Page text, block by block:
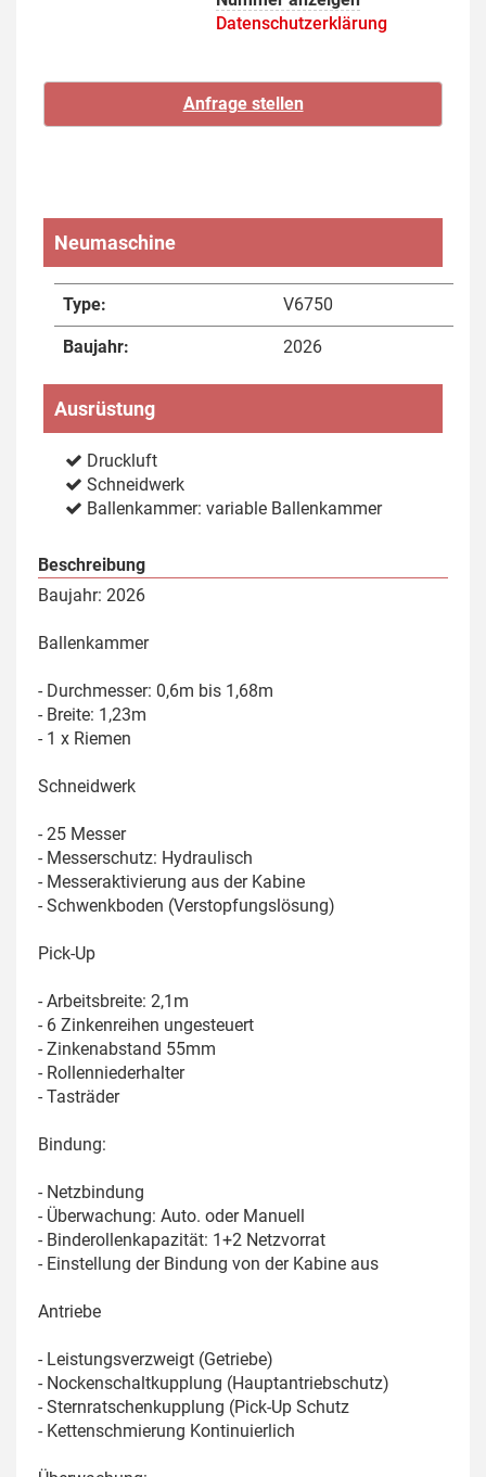
Datenschutzerklärung
Neumaschine
Type: V6750
Baujahr: 2026
Ausrüstung
Druckluft
Schneidwerk
Ballenkammer: variable Ballenkammer
Beschreibung
Baujahr: 2026
Ballenkammer
- Durchmesser: 0,6m bis 1,68m
- Breite: 1,23m
- 1 x Riemen
Schneidwerk
- 25 Messer
- Messerschutz: Hydraulisch
- Messeraktivierung aus der Kabine
- Schwenkboden (Verstopfungslösung)
Pick-Up
- Arbeitsbreite: 2,1m
- 6 Zinkenreihen ungesteuert
- Zinkenabstand 55mm
- Rollenniederhalter
- Tasträder
Bindung:
- Netzbindung
- Überwachung: Auto. oder Manuell
- Binderollenkapazität: 1+2 Netzvorrat
- Einstellung der Bindung von der Kabine aus
Antriebe
- Leistungsverzweigt (Getriebe)
- Nockenschaltkupplung (Hauptantriebschutz)
- Sternratschenkupplung (Pick-Up Schutz
- Kettenschmierung Kontinuierlich